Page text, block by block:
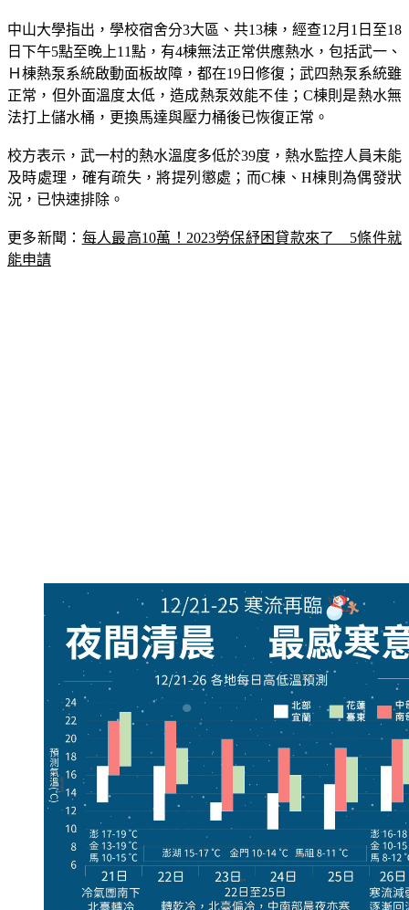
中山大學指出，學校宿舍分3大區、共13棟，經查12月1日至18
日下午5點至晚上11點，有4棟無法正常供應熱水，包括武一、
Ｈ棟熱泵系統啟動面板故障，都在19日修復；武四熱泵系統雖
正常，但外面溫度太低，造成熱泵效能不佳；C棟則是熱水無
法打上儲水桶，更換馬達與壓力桶後已恢復正常。
校方表示，武一村的熱水溫度多低於39度，熱水監控人員未能
及時處理，確有疏失，將提列懲處；而C棟、H棟則為偶發狀
況，已快速排除。
更多新聞： 每人最高10萬！2023勞保紓困貸款來了　5條件就
能申請